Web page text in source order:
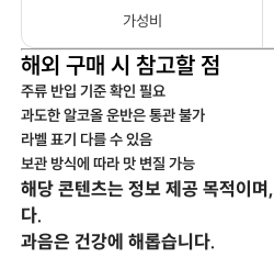
가성비
해외 구매 시 참고할 점
주류 반입 기준 확인 필요
과도한 알코올 운반은 통관 불가
라벨 표기 다를 수 있음
보관 방식에 따라 맛 변질 가능
해당 콘텐츠는 정보 제공 목적이
다.
과음은 건강에 해롭습니다.